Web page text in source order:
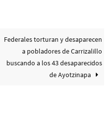
Federales torturan y desaparecen
a pobladores de Carrizalillo
buscando a los 43 desaparecidos
de Ayotzinapa